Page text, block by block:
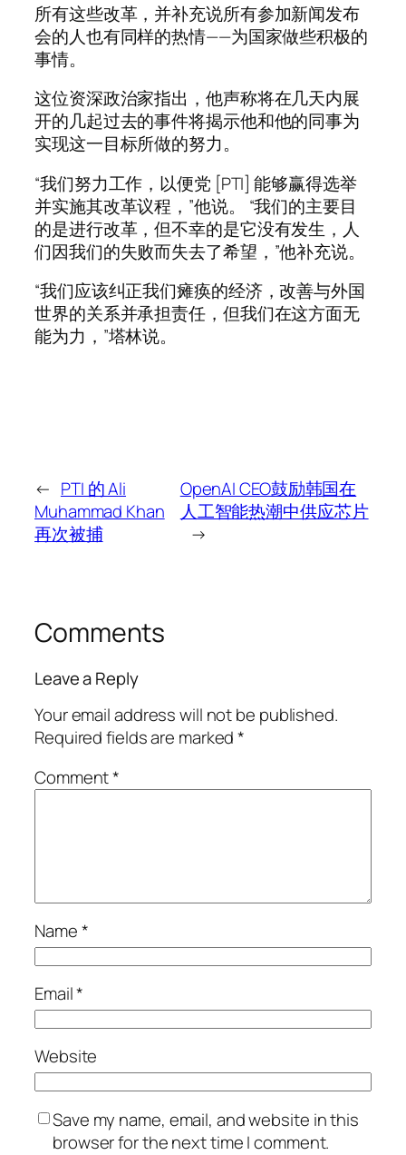
所有这些改革，并补充说所有参加新闻发布
会的人也有同样的热情——为国家做些积极的
事情。
这位资深政治家指出，他声称将在几天内展
开的几起过去的事件将揭示他和他的同事为
实现这一目标所做的努力。
“我们努力工作，以便党 [PTI] 能够赢得选举
并实施其改革议程，”他说。 “我们的主要目
的是进行改革，但不幸的是它没有发生，人
们因我们的失败而失去了希望，”他补充说。
“我们应该纠正我们瘫痪的经济，改善与外国
世界的关系并承担责任，但我们在这方面无
能为力，”塔林说。
← PTI 的 Ali
Muhammad Khan
再次被捕
OpenAI CEO鼓励韩国在
人工智能热潮中供应芯片
→
Comments
Leave a Reply
Your email address will not be published.
Required fields are marked*
Comment*
Name*
Email*
Website
Save my name, email, and website in this
browser for the next time I comment.